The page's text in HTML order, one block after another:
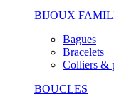
BIJOUX
Bagues
Bracelets
Colliers &
BOUCLES